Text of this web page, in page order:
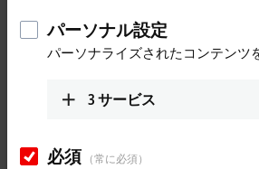
パーソナル設定
パーソナライズされたコンテンツ
3サービス
必須 （常に必須）